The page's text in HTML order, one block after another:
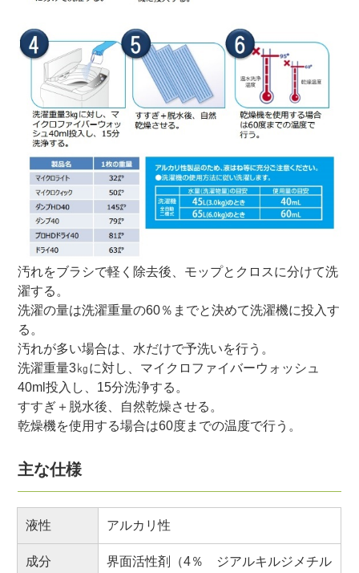
汚れをブラシで軽く除去後、モップとクロスに分けて洗
濯する。
洗濯の量は洗濯重量の60％までと決めて洗濯機に投入す
る。
汚れが多い場合は、水だけで予洗いを行う。
洗濯重量3㎏に対し、マイクロファイバーウォッシュ
40ml投入し、15分洗浄する。
すすぎ＋脱水後、自然乾燥させる。
乾燥機を使用する場合は60度までの温度で行う。
主な仕様
液性 アルカリ性
成分
界面活性剤（4％ ジアルキルジメチル